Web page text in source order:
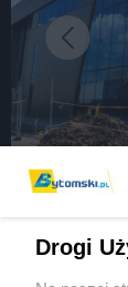
Powstają
Drogi